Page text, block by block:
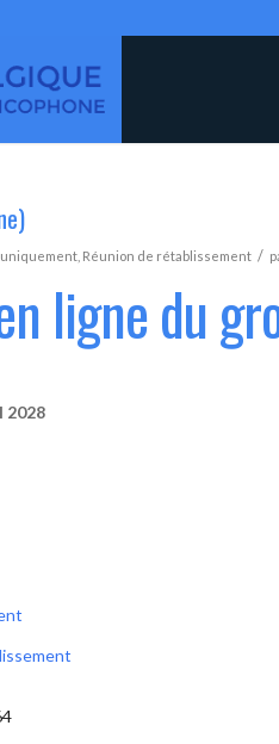
uniquement Réunion de rétablissement /
ligne du
2028